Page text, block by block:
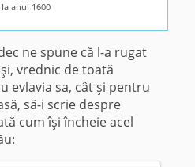
la anul 1600
ne spune că l-a rugat
vrednic de toată
evlavia sa, cât şi pentru
să-i scrie despre
cum îşi încheie acel